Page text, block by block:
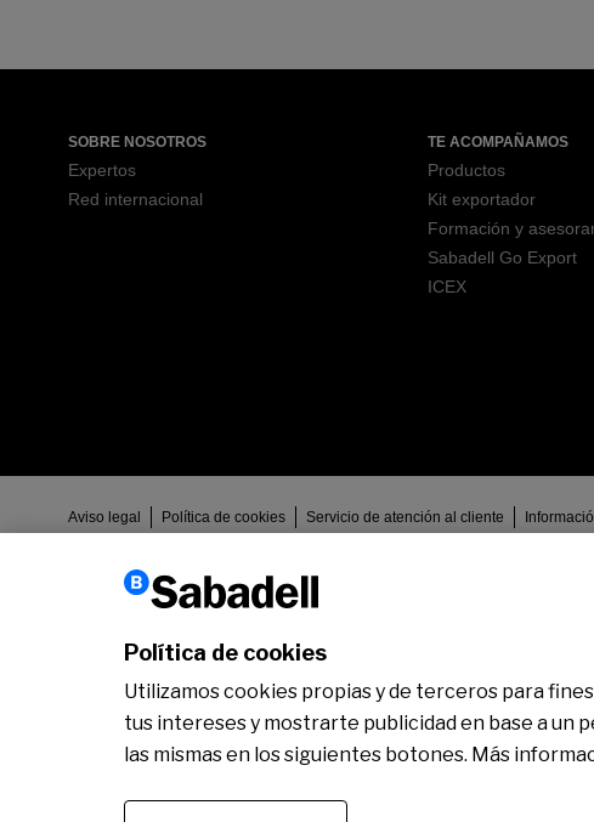
SOBRE NOSOTROS
Expertos
Red internacional
TE ACOMPAÑAMOS
Productos
Kit exportador
Formación y
Sabadell Go Export
ICEX
Aviso legal Política de cookies Servicio de atención al cliente
Banco de Sabadell, S.A., Plaça de Sant Roc nº 20, 08201 Sabadell
sujeta a la supervisión del Banco de España e inscrita en el Registro
Política de cookies
Utilizamos cookies propias y de terceros para
tus intereses y mostrarte publicidad en base a un
las mismas en los siguientes botones. Más